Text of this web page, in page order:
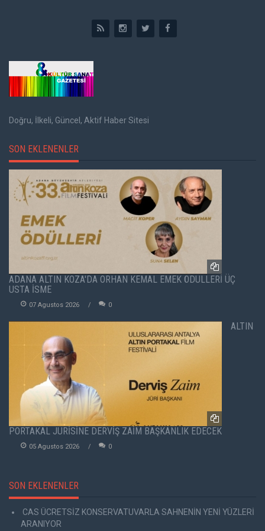
Doğru, İlkeli, Güncel, Aktif Haber Sitesi
SON EKLENENLER
ADANA ALTIN KOZA'DA ORHAN KEMAL EMEK ÖDÜLLERİ ÜÇ
USTA İSME
07 Agustos 2026 0
ALTIN
PORTAKAL JÜRİSİNE DERVİŞ ZAİM BAŞKANLIK EDECEK
05 Agustos 2026 0
SON EKLENENLER
CAS ÜCRETSİZ KONSERVATUVARLA SAHNENİN YENİ YÜZLERİ
ARANIYOR